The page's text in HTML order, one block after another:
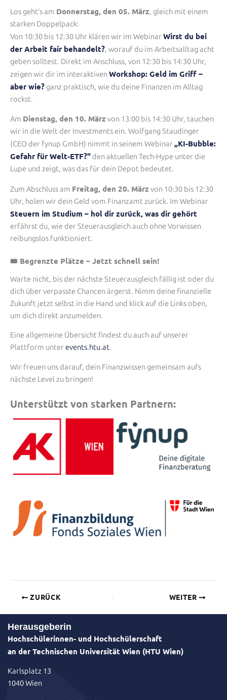
Los geht’s am Donnerstag, den 05. März, gleich mit einem
starken Doppelpack:
Von 10:30 bis 12:30 Uhr klären wir im Webinar Wirst du bei
der Arbeit fair behandelt?, worauf du im Arbeitsalltag acht
geben solltest. Direkt im Anschluss, von 12:30 bis 14:30 Uhr,
zeigen wir dir im interaktivenWorkshop: Geld im Griff –
aber wie? ganz praktisch, wie du deine Finanzen im Alltag
rockst.
Am Dienstag, den 10. März von 13:00 bis 14:30 Uhr, tauchen
wir in die Welt der Investments ein. Wolfgang Staudinger
(CEO der fynup GmbH) nimmt in seinem Webinar „KI-Bubble:
Gefahr für Welt-ETF?“den aktuellen Tech-Hype unter die
Lupe und zeigt, was das für dein Depot bedeutet.
Zum Abschluss am Freitag, den 20. März von 10:30 bis 12:30
Uhr, holen wir dein Geld vom Finanzamt zurück. Im Webinar
Steuern im Studium – hol dir zurück, was dir gehört
erfährst du, wie der Steuerausgleich auch ohne Vorwissen
reibungslos funktioniert.
🎟 Begrenzte Plätze – Jetzt schnell sein!
Warte nicht, bis der nächste Steuerausgleich fällig ist oder du
dich über verpasste Chancen ärgerst. Nimm deine finanzielle
Zukunft jetzt selbst in die Hand und klick auf die Links oben,
um dich direkt anzumelden.
Eine allgemeine Übersicht findest du auch auf unserer
Plattform unter events.htu.at.
Wir freuen uns darauf, dein Finanzwissen gemeinsam aufs
nächste Level zu bringen!
Unterstützt von starken Partnern:
ZURÜCK WEITER
Herausgeberin
Hochschülerinnen- und Hochschülerschaft
an der Technischen Universität Wien (HTU Wien)
Karlsplatz 13
1040 Wien